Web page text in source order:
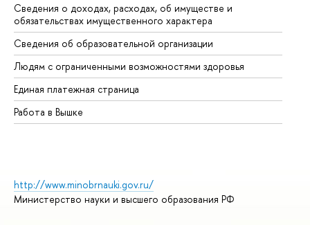
Сведения о доходах, расходах, об имуществе и
обязательствах имущественного характера
Сведения об образовательной организации
Людям с ограниченными возможностями здоровья
Единая платежная страница
Работа в Вышке
http://www.minobrnauki.gov.ru/
Министерство науки и высшего образования РФ